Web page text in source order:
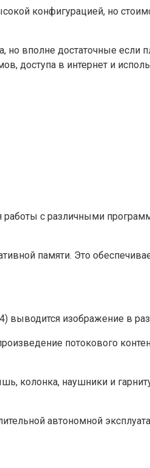
конфигурацией, но
вполне достаточные если
доступа в интернет и
с различными
памяти. Это
выводится изображение в
потокового
колонка, наушники и
автономной